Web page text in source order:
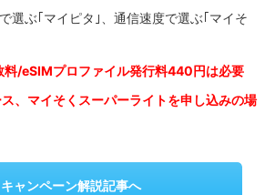
選ぶ｢マイピタ｣、通信速度で選ぶ｢マイそ
料/eSIMプロファイル発行料440円は必要
、マイそくスーパーライトを申し込みの場
キャンペーン解説記事へ